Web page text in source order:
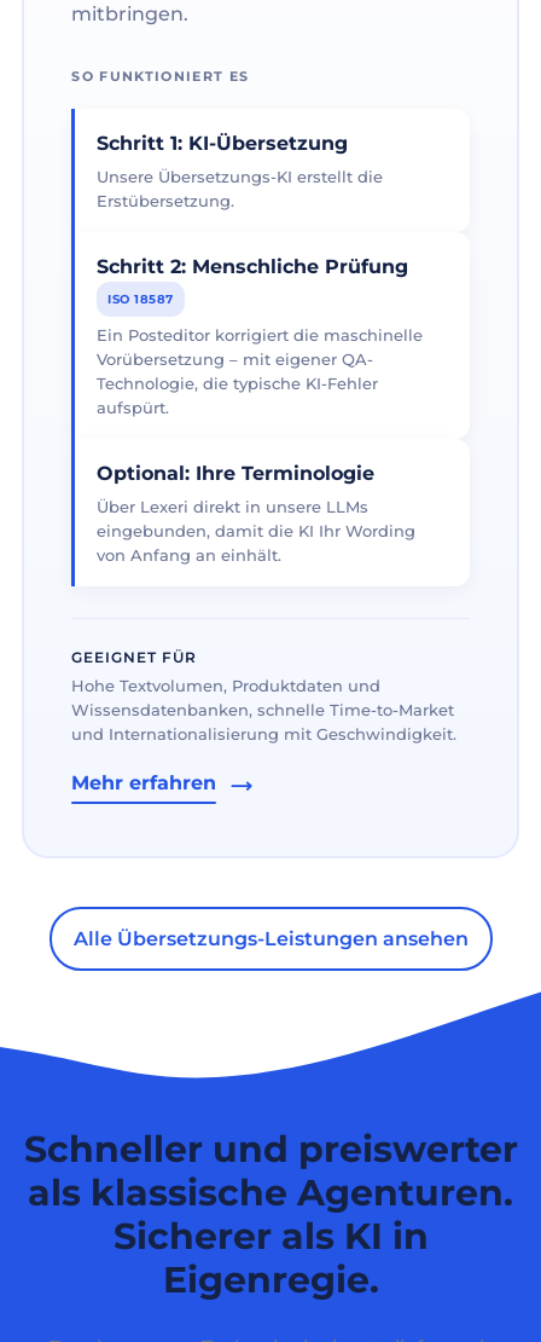
mitbringen.
SO FUNKTIONIERT ES
Schritt 1: KI-Übersetzung
Unsere Übersetzungs-KI erstellt die
Erstübersetzung.
Schritt 2: Menschliche Prüfung
ISO 18587
Ein Posteditor korrigiert die maschinelle
Vorübersetzung – mit eigener QA-
Technologie, die typische KI-Fehler
aufspürt.
Optional: Ihre Terminologie
Über Lexeri direkt in unsere LLMs
eingebunden, damit die KI Ihr Wording
von Anfang an einhält.
GEEIGNET FÜR
Hohe Textvolumen, Produktdaten und
Wissensdatenbanken, schnelle Time-to-Market
und Internationalisierung mit Geschwindigkeit.
Mehr erfahren
Alle Übersetzungs-Leistungen ansehen
Schneller und preiswerter
als klassische Agenturen.
Sicherer als KI in
Eigenregie.